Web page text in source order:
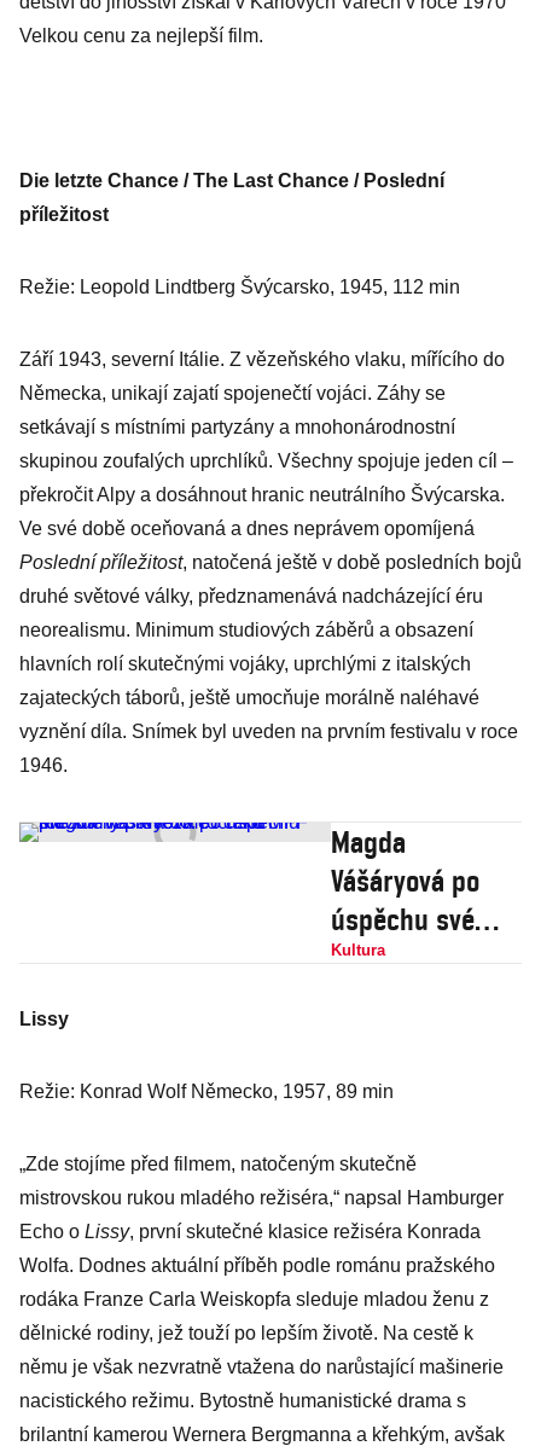
Velkou cenu za nejlepší film.
Die letzte Chance / The Last Chance / Poslední
příležitost
Režie: Leopold Lindtberg Švýcarsko, 1945, 112 min
Září 1943, severní Itálie. Z vězeňského vlaku, mířícího do
Německa, unikají zajatí spojenečtí vojáci. Záhy se
setkávají s místními partyzány a mnohonárodnostní
skupinou zoufalých uprchlíků. Všechny spojuje jeden cíl –
překročit Alpy a dosáhnout hranic neutrálního Švýcarska.
Ve své době oceňovaná a dnes neprávem opomíjená
Poslední příležitost, natočená ještě v době posledních bojů
druhé světové války, předznamenává nadcházející éru
neorealismu. Minimum studiových záběrů a obsazení
hlavních rolí skutečnými vojáky, uprchlými z italských
zajateckých táborů, ještě umocňuje morálně naléhavé
vyznění díla. Snímek byl uveden na prvním festivalu v roce
1946.
Magda
Vášáryová po
úspěchu své
knihy převezme i
MFF KV
Kultura
Lissy
Režie: Konrad Wolf Německo, 1957, 89 min
„Zde stojíme před filmem, natočeným skutečně
mistrovskou rukou mladého režiséra,“ napsal Hamburger
Echo o Lissy, první skutečné klasice režiséra Konrada
Wolfa. Dodnes aktuální příběh podle románu pražského
rodáka Franze Carla Weiskopfa sleduje mladou ženu z
dělnické rodiny, jež touží po lepším životě. Na cestě k
němu je však nezvratně vtažena do narůstající mašinerie
nacistického režimu. Bytostně humanistické drama s
brilantní kamerou Wernera Bergmanna a křehkým, avšak